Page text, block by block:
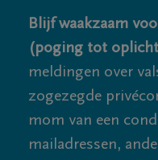
Blijf waakzaam
(poging tot
meldingen over
zogezegde
mom van een
mailadressen,